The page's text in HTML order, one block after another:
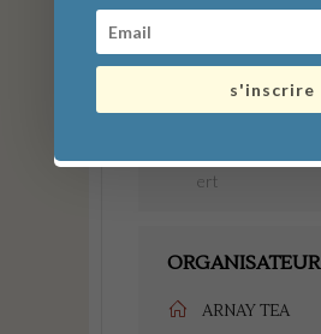
CATÉGORIE
ert
ORGANISATEUR
ARNAY TEA
s'inscrire